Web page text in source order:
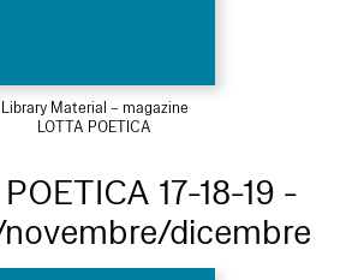
Library Material – magazine
LOTTA POETICA
17-18-19 -
dicembre